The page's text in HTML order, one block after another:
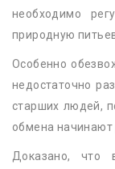
необходимо
природную
Особенно
недостаточно
старших людей,
обмена начинают
Доказано, что